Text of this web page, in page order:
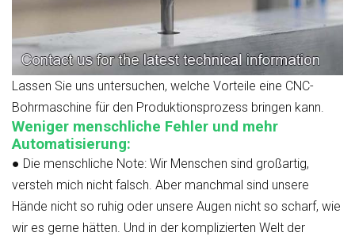
Lassen Sie uns untersuchen, welche Vorteile eine CNC-
Bohrmaschine für den Produktionsprozess bringen kann.
Weniger menschliche Fehler und mehr
Automatisierung:
● Die menschliche Note: Wir Menschen sind großartig,
versteh mich nicht falsch. Aber manchmal sind unsere
Hände nicht so ruhig oder unsere Augen nicht so scharf, wie
wir es gerne hätten. Und in der komplizierten Welt der